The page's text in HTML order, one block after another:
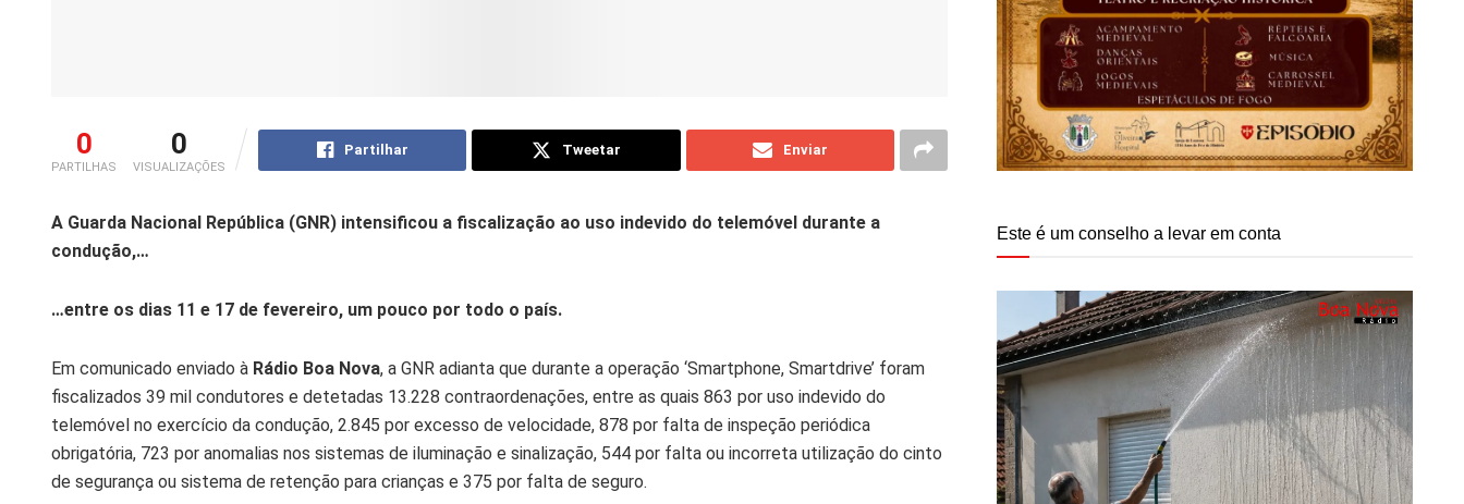
0
PARTILHAS
0
VISUALIZAÇÕES
Partilhar Tweetar Enviar
A Guarda Nacional República (GNR) intensificou a fiscalização ao uso indevido do telemóvel durante a
condução,…
…entre os dias 11 e 17 de fevereiro, um pouco por todo o país.
Em comunicado enviado à Rádio Boa Nova, a GNR adianta que durante a operação ‘Smartphone, Smartdrive’ foram
fiscalizados 39 mil condutores e detetadas 13.228 contraordenações, entre as quais 863 por uso indevido do
telemóvel no exercício da condução, 2.845 por excesso de velocidade, 878 por falta de inspeção periódica
obrigatória, 723 por anomalias nos sistemas de iluminação e sinalização, 544 por falta ou incorreta utilização do cinto
de segurança ou sistema de retenção para crianças e 375 por falta de seguro.
Este é um conselho a levar em conta